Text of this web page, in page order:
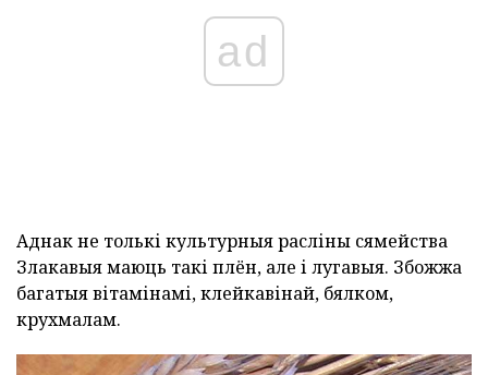
ad
Аднак не толькі культурныя расліны сямейства
Злакавыя маюць такі плён, але і лугавыя. Збожжа
багатыя вітамінамі, клейкавінай, бялком,
крухмалам.